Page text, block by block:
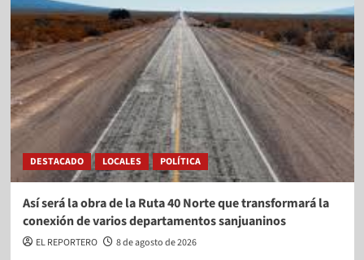
DESTACADO LOCALES POLÍTICA
Así será la obra de la Ruta 40 Norte que transformará la
conexión de varios departamentos sanjuaninos
EL REPORTERO 8 de agosto de 2026